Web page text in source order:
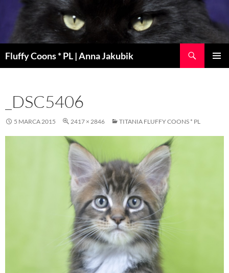
Fluffy Coons * PL | Anna Jakubik
_DSC5406
5 MARCA 2015 2417 × 2846 TITANIA FLUFFY COONS * PL